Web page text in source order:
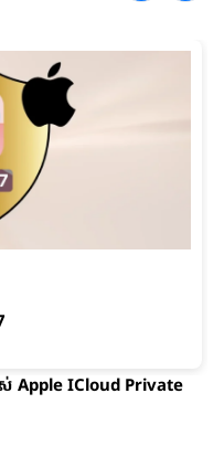
Apple ICloud Private